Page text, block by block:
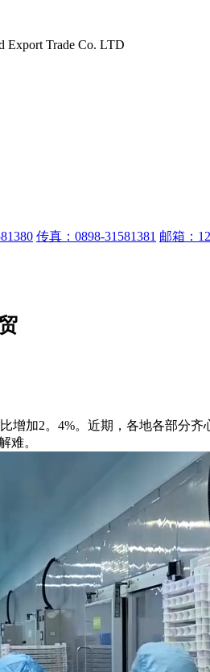
Export Trade Co. LTD
传真：0898-31581381 邮箱：
加2。4%。近期，各地各部分
难。